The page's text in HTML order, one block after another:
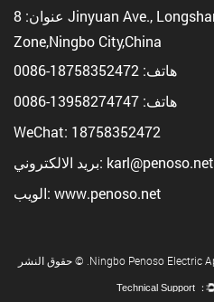
عنوان: 8 Jinyuan Ave., Longshan Town Industry
Zone,Ningbo City,China
هاتف: 18758352472-0086
هاتف: 13958274747-0086
WeChat: 18758352472
بريد الالكتروني: karl@penoso.net
الويب: www.penoso.net